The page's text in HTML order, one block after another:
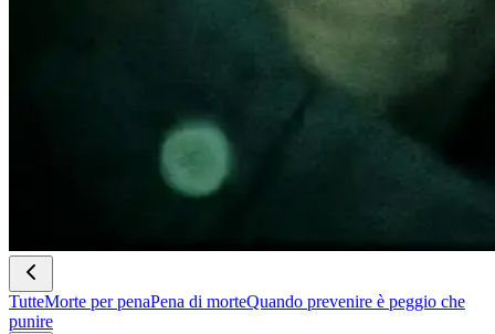
TutteMorte per penaPena di morteQuando prevenire è peggio che
punire